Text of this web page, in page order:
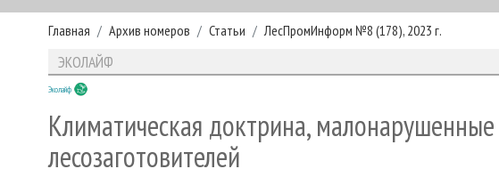
Главная Архив номеров Статьи ЛесПромИнформ №8 (178), 2023 г.
ЭКОЛАЙФ
Эколайф
Климатическая доктрина,
лесозаготовителей